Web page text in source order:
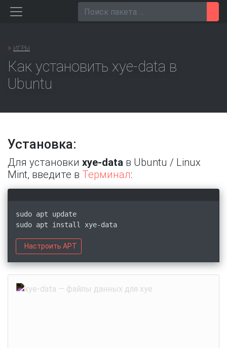
Перейти
» ИГРЫ
Как установить xye-data в
Ubuntu
Установка:
Для установки xye-data в Ubuntu / Linux
Mint, введите в Терминал:
sudo apt update
sudo apt install xye-data
Настроить APT